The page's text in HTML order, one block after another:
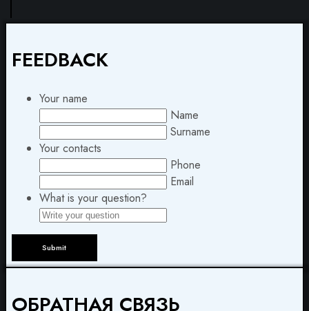
FEEDBACK
Your name
Name
Surname
Your contacts
Phone
Email
What is your question?
ОБРАТНАЯ СВЯЗЬ